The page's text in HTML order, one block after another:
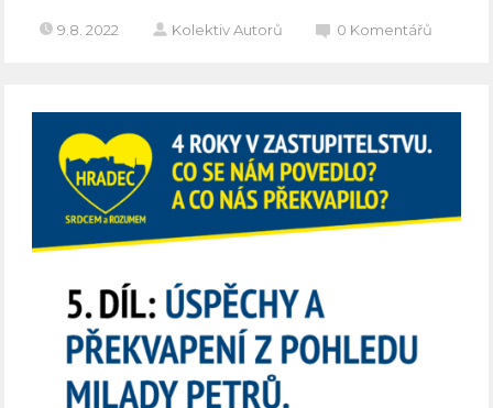
9.8. 2022 Kolektiv Autorů 0 Komentářů